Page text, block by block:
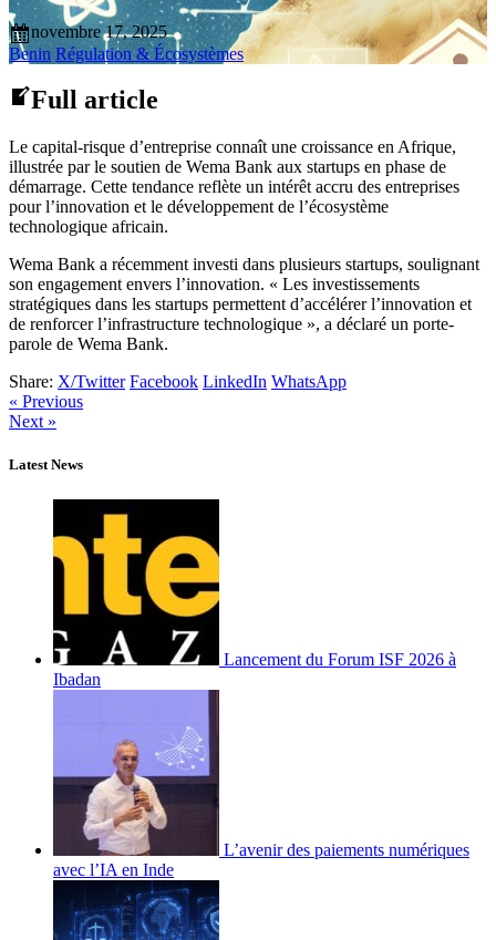
novembre 17, 2025
Benin Régulation & Écosystèmes
Full article
Le capital-risque d’entreprise connaît une croissance en Afrique,
illustrée par le soutien de Wema Bank aux startups en phase de
démarrage. Cette tendance reflète un intérêt accru des entreprises
pour l’innovation et le développement de l’écosystème
technologique africain.
Wema Bank a récemment investi dans plusieurs startups, soulignant
son engagement envers l’innovation. « Les investissements
stratégiques dans les startups permettent d’accélérer l’innovation et
de renforcer l’infrastructure technologique », a déclaré un porte-
parole de Wema Bank.
Share: X/Twitter Facebook LinkedIn WhatsApp
« Previous
Next »
Latest News
Lancement du Forum ISF 2026 à
Ibadan
L’avenir des paiements numériques
avec l’IA en Inde